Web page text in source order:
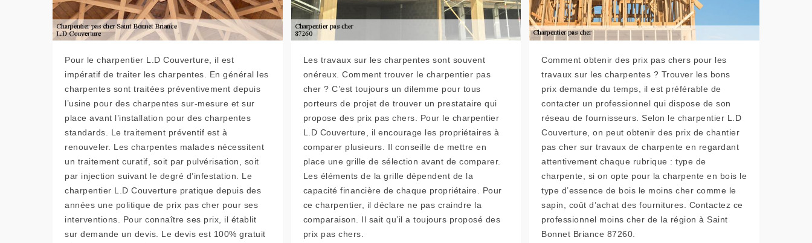
Pour le charpentier L.D Couverture, il est
impératif de traiter les charpentes. En général les
charpentes sont traitées préventivement depuis
l’usine pour des charpentes sur-mesure et sur
place avant l’installation pour des charpentes
standards. Le traitement préventif est à
renouveler. Les charpentes malades nécessitent
un traitement curatif, soit par pulvérisation, soit
par injection suivant le degré d’infestation. Le
charpentier L.D Couverture pratique depuis des
années une politique de prix pas cher pour ses
interventions. Pour connaître ses prix, il établit
sur demande un devis. Le devis est 100% gratuit
Les travaux sur les charpentes sont souvent
onéreux. Comment trouver le charpentier pas
cher ? C’est toujours un dilemme pour tous
porteurs de projet de trouver un prestataire qui
propose des prix pas chers. Pour le charpentier
L.D Couverture, il encourage les propriétaires à
comparer plusieurs. Il conseille de mettre en
place une grille de sélection avant de comparer.
Les éléments de la grille dépendent de la
capacité financière de chaque propriétaire. Pour
ce charpentier, il déclare ne pas craindre la
comparaison. Il sait qu’il a toujours proposé des
prix pas chers.
Comment obtenir des prix pas chers pour les
travaux sur les charpentes ? Trouver les bons
prix demande du temps, il est préférable de
contacter un professionnel qui dispose de son
réseau de fournisseurs. Selon le charpentier L.D
Couverture, on peut obtenir des prix de chantier
pas cher sur travaux de charpente en regardant
attentivement chaque rubrique : type de
charpente, si on opte pour la charpente en bois le
type d’essence de bois le moins cher comme le
sapin, coût d’achat des fournitures. Contactez ce
professionnel moins cher de la région à Saint
Bonnet Briance 87260.